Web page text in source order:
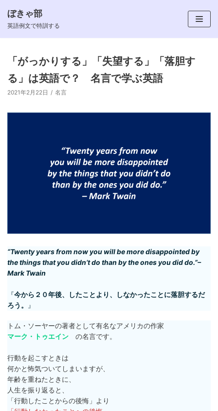
コ
ン
へ
ス
ッ
ぼきゃ部
英語例文で特訓する
「がっかりする」「失望する」「落胆す
る」は英語で？ 名言で学ぶ英語
2021年2月22日 名言
“Twenty years from now you will be more disappointed by
the things that you didn’t do than by the ones you did do.”–
Mark Twain
『今から２０年後、したことより、しなかったことに落胆するだ
ろう。
』
トム・ソーヤーの著者として有名なアメリカの作家
マーク・トゥエイン の名言です。
行動を起こすときは
何かと怖気ついてしまいますが、
年齢を重ねたときに、
人生を振り返ると、
「行動したことからの後悔」より